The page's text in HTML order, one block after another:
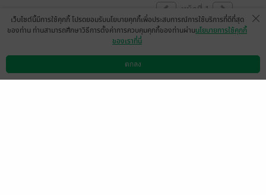
หน้าที่ 1
ดาวน์โหลดแอป วิธีการใช้งาน ติดต่อเรา
เว็บไซต์นี้มีการใช้คุกกี้ โปรดยอมรับนโยบายคุกกี้เพื่อประสบการณ์การใช้บริการที่ดีที่สุด
ของท่าน ท่านสามารถศึกษาวิธีการตั้งค่าการควบคุมคุกกี้ของท่านผ่านนโยบายการใช้คุกกี้
ของเราที่นี่
ตกลง